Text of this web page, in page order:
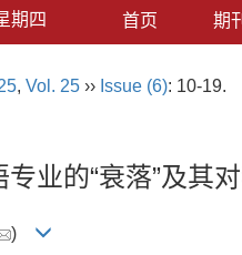
期四 首页 期
, Vol. 25 ›› Issue (6): 10-19.
业的“衰落”及其
)